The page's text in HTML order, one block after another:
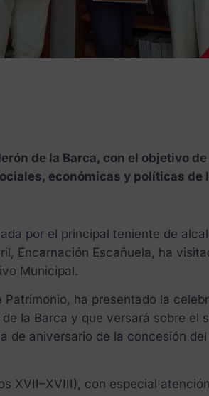
de la Barca, con el objetivo
económicas y políticas de
por el principal teniente de
Encarnación Escañuela, ha
Municipal.
ha presentado la
la Barca y que versará sobre
de aniversario de la concesión
XVII–XVIII), con especial